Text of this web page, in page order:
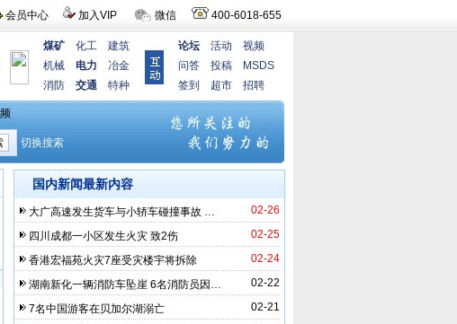
会员中心 加入VIP 微信 400-6018-655
煤矿 化工
建筑
机械
电力
冶金
消防
交通 特种
论坛 活动
视频
问答
投稿
MSDS
签到
超市 招聘
国内新闻最新内容
02-26
大广高速发生货车与小轿车碰撞事故 …
02-25
四川成都一小区发生火灾 致2伤
02-24
香港宏福苑火灾7座受灾楼宇将拆除
02-22
湖南新化一辆消防车坠崖 6名消防员因…
02-21
7名中国游客在贝加尔湖溺亡